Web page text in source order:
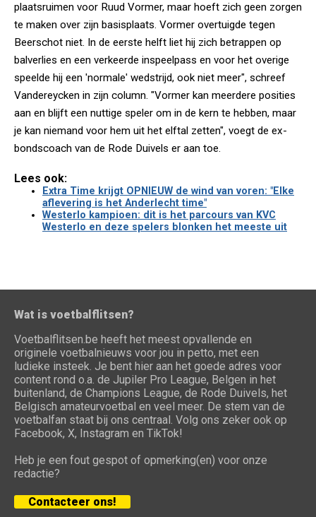
plaatsruimen voor Ruud Vormer, maar hoeft zich geen zorgen
te maken over zijn basisplaats. Vormer overtuigde tegen
Beerschot niet. In de eerste helft liet hij zich betrappen op
balverlies en een verkeerde ­inspeelpass en voor het overige
speelde hij een 'normale' wedstrijd, ook niet meer", schreef
Vandereycken in zijn column. "Vormer kan meerdere posities
aan en blijft een nuttige speler om in de kern te hebben, maar
je kan niemand voor hem uit het elftal zetten", voegt de ex-
bondscoach van de Rode Duivels er aan toe.
Lees ook:
Extra Time krijgt OPNIEUW de wind van voren: "Elke
aflevering is het Anderlecht time"
Westerlo kampioen: dit is het parcours van KVC
Westerlo en deze spelers blonken het meeste uit
Wat is voetbalflitsen?
Voetbalflitsen.be heeft het meest opvallende en
originele voetbalnieuws voor jou in petto, met een
ludieke insteek. Je bent hier aan het goede adres voor
content rond o.a. de Jupiler Pro League, Belgen in het
buitenland, de Champions League, de Rode Duivels, het
Belgisch amateurvoetbal en veel meer. De stem van de
voetbalfan staat bij ons centraal. Volg ons zeker ook op
Facebook, X, Instagram en TikTok!
Heb je een fout gespot of opmerking(en) voor onze
redactie?
Contacteer ons!